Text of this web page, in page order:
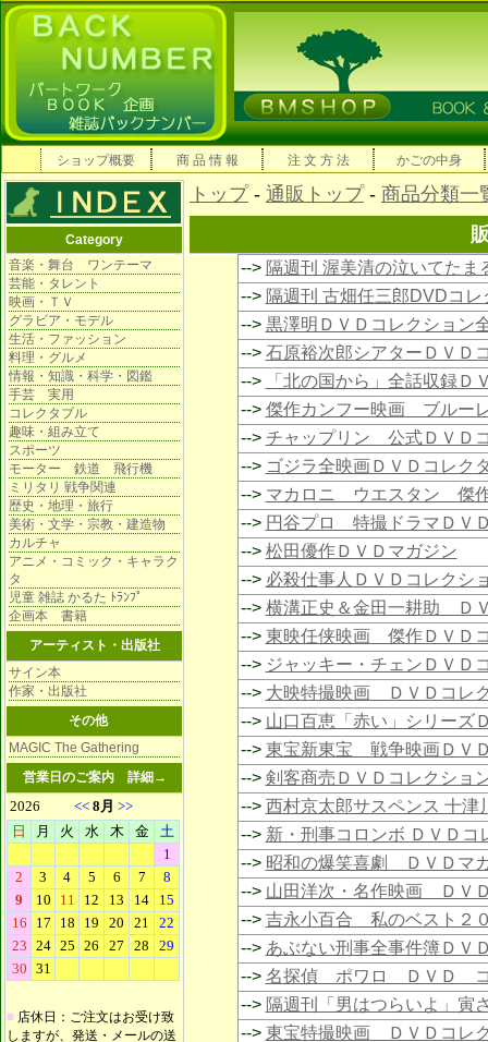
ショップ概要 商 品 情 報 注 文 方 法 かごの中身
Category
音楽・舞台 ワンテーマ
芸能・タレント
映画・ＴＶ
グラビア・モデル
生活・ファッション
料理・グルメ
情報・知識・科学・図鑑
手芸 実用
コレクタブル
趣味・組み立て
スポーツ
モーター 鉄道 飛行機
ミリタリ 戦争関連
歴史・地理・旅行
美術・文学・宗教・建造物
カルチャ
アニメ・コミック・キャラク
タ
児童 雑誌 かるた ﾄﾗﾝﾌﾟ
企画本 書籍
アーティスト・出版社
サイン本
作家・出版社
その他
MAGIC The Gathering
営業日のご案内 詳細→
■ 店休日：ご注文はお受け致
しますが、発送・メールの送
トップ- 通販トップ- 商品分類一
--> 隔週刊 渥美清の泣いてたま
--> 隔週刊 古畑任三郎DVDコレ
--> 黒澤明ＤＶＤコレクション
--> 石原裕次郎シアターＤＶＤ
-->
「北の国から」全話収録Ｄ
--> 傑作カンフー映画 ブルー
--> チャップリン 公式ＤＶＤ
--> ゴジラ全映画ＤＶＤコレク
--> マカロニ ウエスタン 傑
--> 円谷プロ 特撮ドラマＤＶ
--> 松田優作ＤＶＤマガジン
--> 必殺仕事人ＤＶＤコレクシ
--> 横溝正史＆金田一耕助 Ｄ
--> 東映任侠映画 傑作ＤＶＤ
--> ジャッキー・チェンＤＶＤ
--> 大映特撮映画 ＤＶＤコレ
--> 山口百恵「赤い」シリーズ
--> 東宝新東宝 戦争映画ＤＶ
--> 剣客商売ＤＶＤコレクショ
--> 西村京太郎サスペンス 十津
--> 新・刑事コロンボ ＤＶＤコ
--> 昭和の爆笑喜劇 ＤＶＤマ
--> 山田洋次・名作映画 ＤＶ
--> 吉永小百合 私のベスト２
--> あぶない刑事全事件簿ＤＶ
--> 名探偵 ポワロ ＤＶＤ コ
--> 隔週刊「男はつらいよ」寅
--> 東宝特撮映画 ＤＶＤコレ